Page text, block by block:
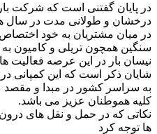
در پایان گفتنی است که شرکت
درخشان و طولانی مدت در سال
در میان مشتریان به خود
سنگین همچون تریلی و کامیون به
نیسان بار در این عرصه فعالیت
شایان ذکر است که این کمپانی
به سراسر کشور در مبدا و مقصد
کلیه هموطنان عزیز می باشد.
نکاتی که در حمل و نقل های
ها توجه کرد